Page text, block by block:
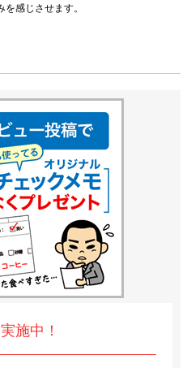
感じさせます。
施中！